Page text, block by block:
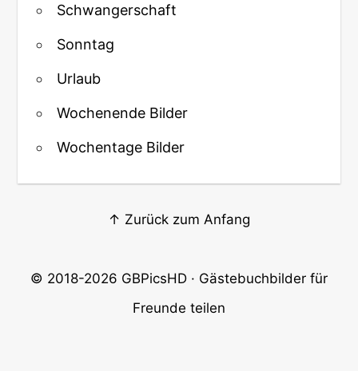
Schwangerschaft
Sonntag
Urlaub
Wochenende Bilder
Wochentage Bilder
↑ Zurück zum Anfang
© 2018-2026 GBPicsHD · Gästebuchbilder für
Freunde teilen